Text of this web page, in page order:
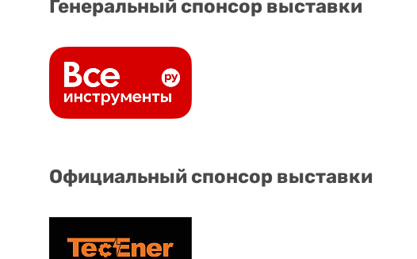
Генеральный спонсор выставки
Официальный спонсор выставки